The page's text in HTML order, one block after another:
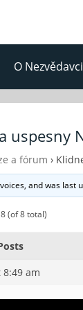
O Nezvědavci
uspesny
a fórum ›
and was last
(of 8 total)
8:49 am